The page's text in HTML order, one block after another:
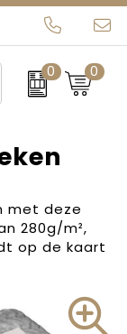
0 0
met deze
280g/m²,
op de kaart